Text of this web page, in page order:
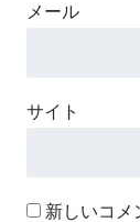
メール
サイト
新しいコメ